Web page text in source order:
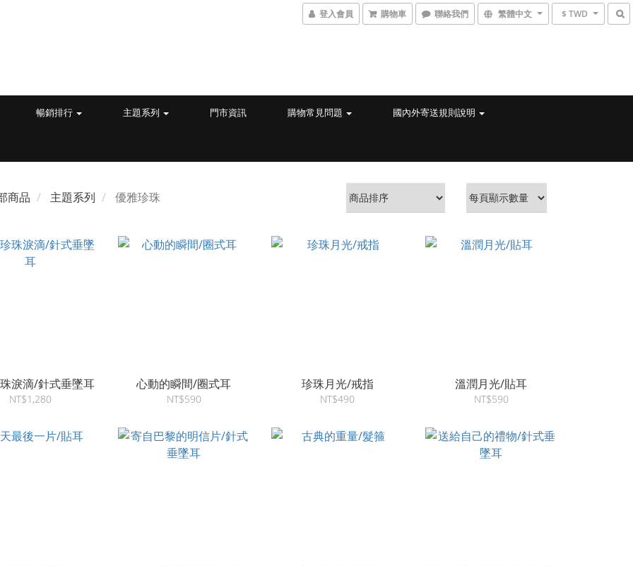
登入會員 購物車 聯絡我們 繁體中文 $ TWD
暢銷排行 主題系列 門市資訊 購物常見問題 國內外寄送規則說明
商品 主題系列 優雅珍珠
淚滴/針式垂墜耳
NT$1,280
心動的瞬間/圈式耳
NT$590
珍珠月光/戒指
NT$490
溫潤月光/貼耳
NT$590